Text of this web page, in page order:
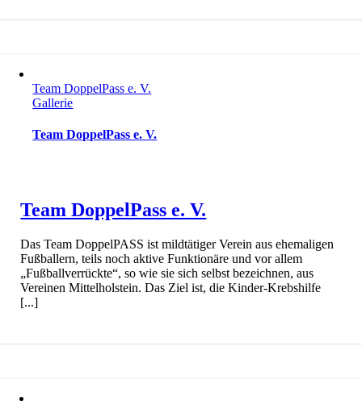
Team DoppelPass e. V.
Gallerie
Team DoppelPass e. V.
Team DoppelPass e. V.
Das Team DoppelPASS ist mildtätiger Verein aus ehemaligen
Fußballern, teils noch aktive Funktionäre und vor allem
„Fußballverrückte“, so wie sie sich selbst bezeichnen, aus
Vereinen Mittelholstein. Das Ziel ist, die Kinder-Krebshilfe
[...]